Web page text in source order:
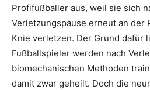
Profifußballer aus, weil sie sich
Verletzungspause erneut an der
Knie verletzen. Der Grund dafür
Fußballspieler werden nach
biomechanischen Methoden
damit zwar geheilt. Doch die